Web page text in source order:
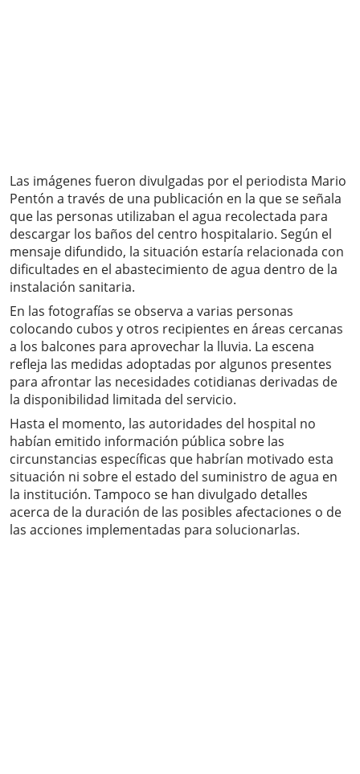
Las imágenes fueron divulgadas por el periodista Mario
Pentón a través de una publicación en la que se señala
que las personas utilizaban el agua recolectada para
descargar los baños del centro hospitalario. Según el
mensaje difundido, la situación estaría relacionada con
dificultades en el abastecimiento de agua dentro de la
instalación sanitaria.
En las fotografías se observa a varias personas
colocando cubos y otros recipientes en áreas cercanas
a los balcones para aprovechar la lluvia. La escena
refleja las medidas adoptadas por algunos presentes
para afrontar las necesidades cotidianas derivadas de
la disponibilidad limitada del servicio.
Hasta el momento, las autoridades del hospital no
habían emitido información pública sobre las
circunstancias específicas que habrían motivado esta
situación ni sobre el estado del suministro de agua en
la institución. Tampoco se han divulgado detalles
acerca de la duración de las posibles afectaciones o de
las acciones implementadas para solucionarlas.